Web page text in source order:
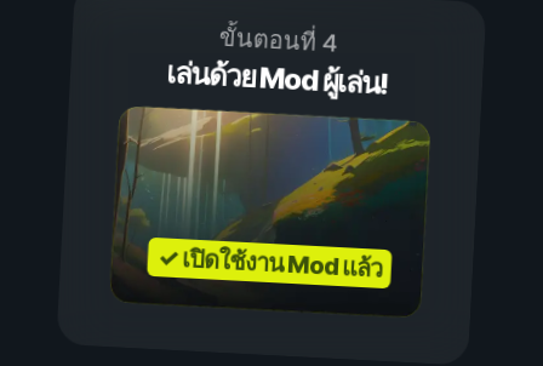
ขั้นตอนที่ 4
เล่นด้วย Mod ผู้เล่น!
✓ เปิดใช้งาน Mod แล้ว